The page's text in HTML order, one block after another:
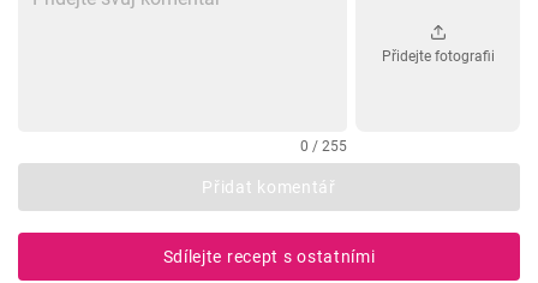
0 / 255
Přidejte fotografii
Přidat komentář
Sdílejte recept s ostatními